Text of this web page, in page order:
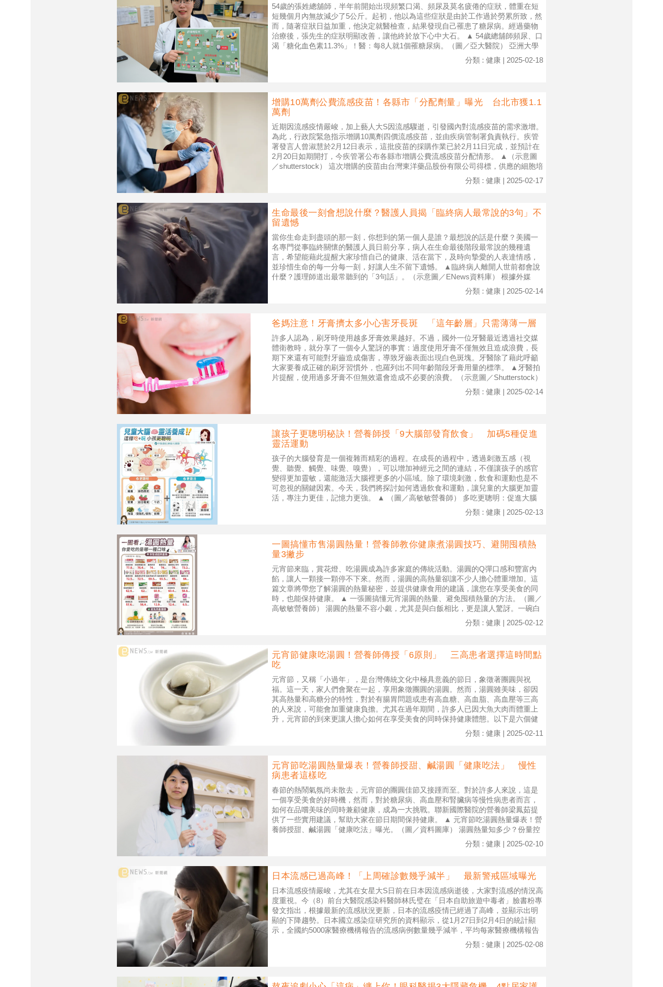
54歲的張姓總舖師，半年前開始出現頻繁口渴、頻尿及莫名疲倦的症狀，體重在短
短幾個月內無故減少了5公斤。起初，他以為這些症狀是由於工作過於勞累所致，然
而，隨著症狀日益加重，他決定就醫檢查，結果發現自己罹患了糖尿病。經過藥物
治療後，張先生的症狀明顯改善，讓他終於放下心中大石。 ▲ 54歲總舖師頻尿、口
渴「糖化血色素11.3%」！醫：每8人就1個罹糖尿病。（圖／亞大醫院） 亞洲大學
分類 : 健康 | 2025-02-18
增購10萬劑公費流感疫苗！各縣市「分配劑量」曝光 台北市獲1.1
萬劑
近期因流感疫情嚴峻，加上藝人大S因流感驟逝，引發國內對流感疫苗的需求激增。
為此，行政院緊急指示增購10萬劑四價流感疫苗，並由疾病管制署負責執行。疾管
署發言人曾淑慧於2月12日表示，這批疫苗的採購作業已於2月11日完成，並預計在
2月20日如期開打，今疾管署公布各縣市增購公費流感疫苗分配情形。 ▲（示意圖
／shutterstock） 這次增購的疫苗由台灣東洋藥品股份有限公司得標，供應的細胞培
分類 : 健康 | 2025-02-17
生命最後一刻會想說什麼？醫護人員揭「臨終病人最常說的3句」不
留遺憾
當你生命走到盡頭的那一刻，你想到的第一個人是誰？最想說的話是什麼？美國一
名專門從事臨終關懷的醫護人員日前分享，病人在生命最後階段最常說的幾種遺
言，希望能藉此提醒大家珍惜自己的健康、活在當下，及時向摯愛的人表達情感，
並珍惜生命的每一分每一刻，好讓人生不留下遺憾。 ▲臨終病人離開人世前都會說
什麼？護理師道出最常聽到的「3句話」。（示意圖／ENews資料庫） 根據外媒
分類 : 健康 | 2025-02-14
爸媽注意！牙膏擠太多小心害牙長斑 「這年齡層」只需薄薄一層
許多人認為，刷牙時使用越多牙膏效果越好。不過，國外一位牙醫最近透過社交媒
體衛教時，就分享了一個令人驚訝的事實：過度使用牙膏不僅無效且造成浪費，長
期下來還有可能對牙齒造成傷害，導致牙齒表面出現白色斑塊。牙醫除了藉此呼籲
大家要養成正確的刷牙習慣外，也羅列出不同年齡階段牙膏用量的標準。 ▲牙醫拍
片提醒，使用過多牙膏不但無效還會造成不必要的浪費。（示意圖／Shutterstock）
分類 : 健康 | 2025-02-14
讓孩子更聰明秘訣！營養師授「9大腦部發育飲食」 加碼5種促進
靈活運動
孩子的大腦發育是一個複雜而精彩的過程。在成長的過程中，透過刺激五感（視
覺、聽覺、觸覺、味覺、嗅覺），可以增加神經元之間的連結，不僅讓孩子的感官
變得更加靈敏，還能激活大腦裡更多的小區域。除了環境刺激，飲食和運動也是不
可忽視的關鍵因素。今天，我們將探討如何透過飲食和運動，讓兒童的大腦更加靈
活，專注力更佳，記憶力更強。 ▲ （圖／高敏敏營養師） 多吃更聰明：促進大腦
分類 : 健康 | 2025-02-13
一圖搞懂市售湯圓熱量！營養師教你健康煮湯圓技巧、避開囤積熱
量3撇步
元宵節來臨，賞花燈、吃湯圓成為許多家庭的傳統活動。湯圓的Q彈口感和豐富內
餡，讓人一顆接一顆停不下來。然而，湯圓的高熱量卻讓不少人擔心體重增加。這
篇文章將帶您了解湯圓的熱量秘密，並提供健康食用的建議，讓您在享受美食的同
時，也能保持健康。 ▲ 一張圖搞懂元宵湯圓的熱量、避免囤積熱量的方法。（圖／
高敏敏營養師） 湯圓的熱量不容小覷，尤其是與白飯相比，更是讓人驚訝。一碗白
分類 : 健康 | 2025-02-12
元宵節健康吃湯圓！營養師傳授「6原則」 三高患者選擇這時間點
吃
元宵節，又稱「小過年」，是台灣傳統文化中極具意義的節日，象徵著團圓與祝
福。這一天，家人們會聚在一起，享用象徵團圓的湯圓。然而，湯圓雖美味，卻因
其高熱量和高糖分的特性，對於有腸胃問題或患有高血糖、高血脂、高血壓等三高
的人來說，可能會加重健康負擔。尤其在過年期間，許多人已因大魚大肉而體重上
升，元宵節的到來更讓人擔心如何在享受美食的同時保持健康體態。以下是六個健
分類 : 健康 | 2025-02-11
元宵節吃湯圓熱量爆表！營養師授甜、鹹湯圓「健康吃法」 慢性
病患者這樣吃
春節的熱鬧氣氛尚未散去，元宵節的團圓佳節又接踵而至。對於許多人來說，這是
一個享受美食的好時機，然而，對於糖尿病、高血壓和腎臟病等慢性病患者而言，
如何在品嚐美味的同時兼顧健康，成為一大挑戰。聯新國際醫院的營養師梁鳳茹提
供了一些實用建議，幫助大家在節日期間保持健康。 ▲ 元宵節吃湯圓熱量爆表！營
養師授甜、鹹湯圓「健康吃法」曝光。（圖／資料圖庫） 湯圓熱量知多少？份量控
分類 : 健康 | 2025-02-10
日本流感已過高峰！「上周確診數幾乎減半」 最新警戒區域曝光
日本流感疫情嚴峻，尤其在女星大S日前在日本因流感病逝後，大家對流感的情況高
度重視。今（8）前台大醫院感染科醫師林氏璧在「日本自助旅遊中毒者」臉書粉專
發文指出，根據最新的流感狀況更新，日本的流感疫情已經過了高峰，並顯示出明
顯的下降趨勢。日本國立感染症研究所的資料顯示，從1月27日到2月4日的統計顯
示，全國約5000家醫療機構報告的流感病例數量幾乎減半，平均每家醫療機構報告
分類 : 健康 | 2025-02-08